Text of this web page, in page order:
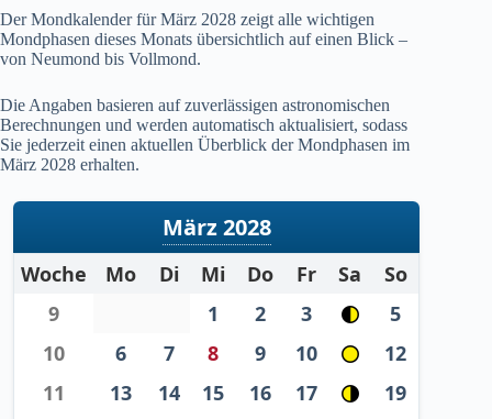
Der Mondkalender für März 2028 zeigt alle wichtigen
Mondphasen dieses Monats übersichtlich auf einen Blick –
von Neumond bis Vollmond.
Die Angaben basieren auf zuverlässigen astronomischen
Berechnungen und werden automatisch aktualisiert, sodass
Sie jederzeit einen aktuellen Überblick der Mondphasen im
März 2028 erhalten.
März 2028
Woche Mo Di Mi Do Fr Sa
So
9
1 2 3
5
10
6 7 8 9 10
12
11
13 14 15 16 17
19